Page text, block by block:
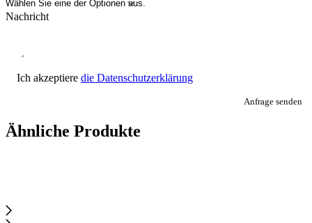
Nachricht
Ich akzeptiere die Datenschutzerklärung
Anfrage senden
Ähnliche Produkte